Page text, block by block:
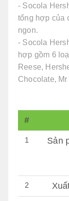
- Socola
tổng hợp của
ngon.
- Socola
hợp gồm 6
Reese,
Chocolate,
#
1 Sản
2